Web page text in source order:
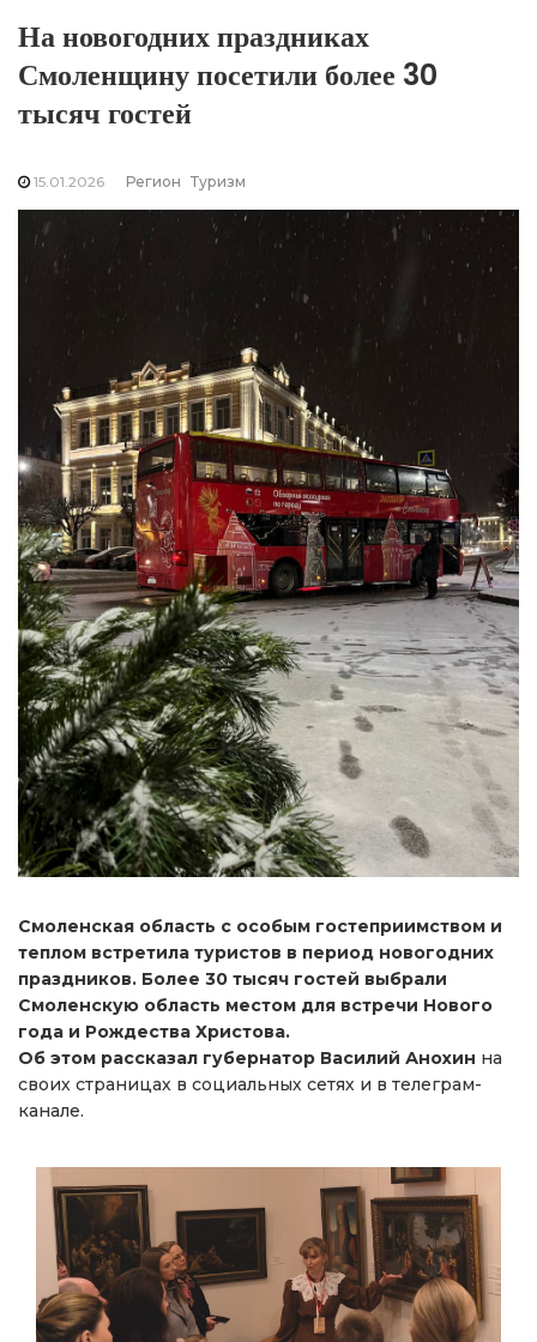
На новогодних праздниках
Смоленщину посетили более 30
тысяч гостей
15.01.2026 Регион Туризм
Смоленская область с особым гостеприимством и
теплом встретила туристов в период новогодних
праздников. Более 30 тысяч гостей выбрали
Смоленскую область местом для встречи Нового
года и Рождества Христова.
Об этом рассказал губернатор Василий Анохин на
своих страницах в социальных сетях и в телеграм-
канале.